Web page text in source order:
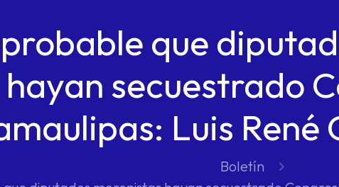
que
hayan secuestrado
Luis René
Boletín